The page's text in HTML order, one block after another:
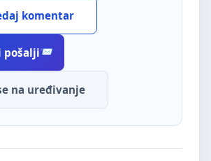
komentar
pošalji
na uređivanje